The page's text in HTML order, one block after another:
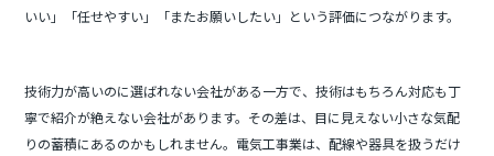
いい」「任せやすい」「またお願いしたい」という評価につながります。
技術力が高いのに選ばれない会社がある一方で、技術はもちろん対応も丁
寧で紹介が絶えない会社があります。その差は、目に見えない小さな気配
りの蓄積にあるのかもしれません。電気工事業は、配線や器具を扱うだけ